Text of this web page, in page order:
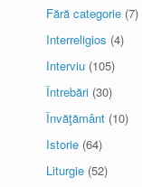
Fără categorie (7)
Interreligios (4)
Interviu (105)
Întrebări (30)
Învăţământ (10)
Istorie (64)
Liturgie (52)